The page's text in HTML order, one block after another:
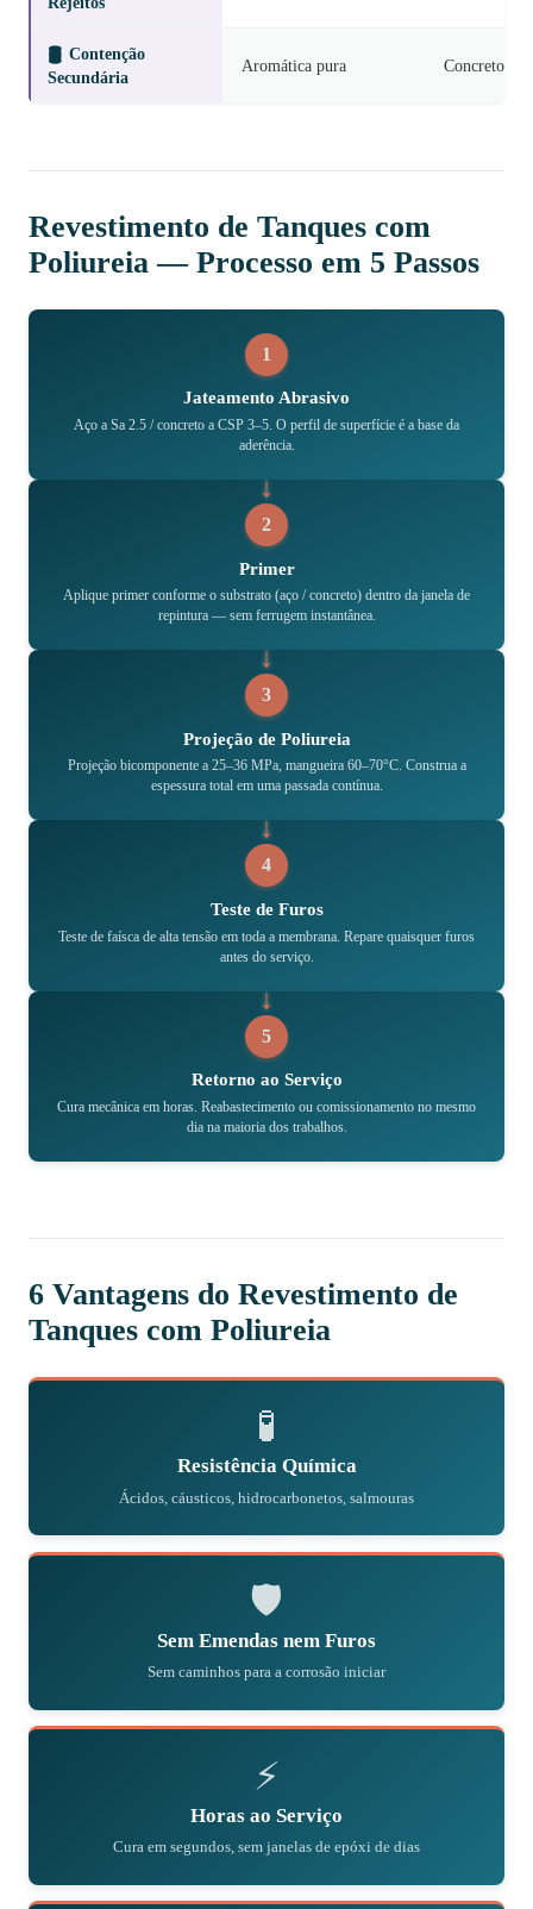
🛢️ Contenção
Secundária
Aromática pura Concreto
Revestimento de Tanques com
Poliureia — Processo em 5 Passos
1
Jateamento Abrasivo
Aço a Sa 2.5 / concreto a CSP 3–5. O perfil de superfície é a base da
aderência.
2
Primer
Aplique primer conforme o substrato (aço / concreto) dentro da janela de
repintura — sem ferrugem instantânea.
3
Projeção de Poliureia
Projeção bicomponente a 25–36 MPa, mangueira 60–70°C. Construa a
espessura total em uma passada contínua.
4
Teste de Furos
Teste de faísca de alta tensão em toda a membrana. Repare quaisquer furos
antes do serviço.
5
Retorno ao Serviço
Cura mecânica em horas. Reabastecimento ou comissionamento no mesmo
dia na maioria dos trabalhos.
6 Vantagens do Revestimento de
Tanques com Poliureia
🧪
Resistência Química
Ácidos, cáusticos, hidrocarbonetos, salmouras
🛡
Sem Emendas nem Furos
Sem caminhos para a corrosão iniciar
⚡
Horas ao Serviço
Cura em segundos, sem janelas de epóxi de dias